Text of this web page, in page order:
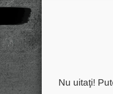
Nu uitaţi!